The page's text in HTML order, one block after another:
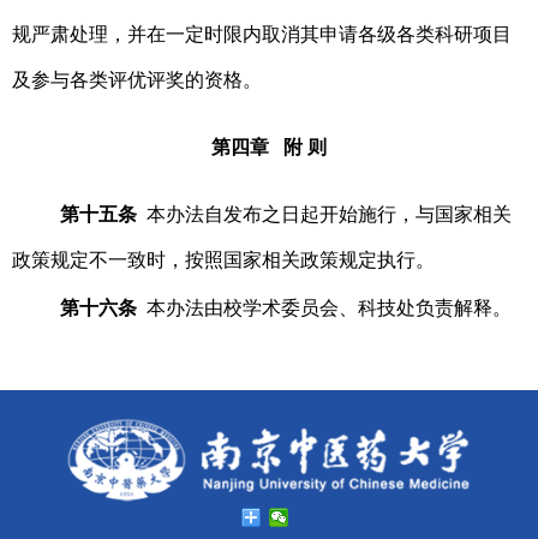
规严肃处理，并在一定时限内取消其申请各级各类科研项目
及参与各类评优评奖的资格。
第四章 附 则
第十五条 本办法自发布之日起开始施行，与国家相关
政策规定不一致时，按照国家相关政策规定执行。
第十六条 本办法由校学术委员会、科技处负责解释。